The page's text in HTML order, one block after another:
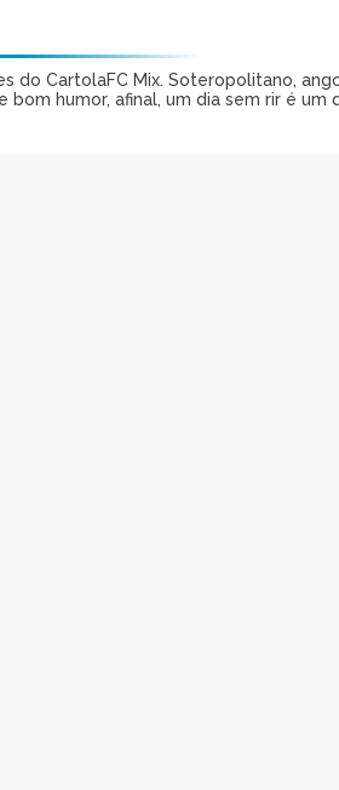
do CartolaFC Mix. Soteropolitano,
humor, afinal, um dia sem rir é um